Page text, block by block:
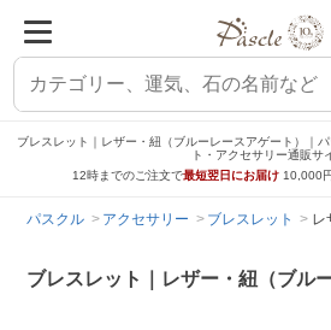
ブレスレット｜レザー・紐（ブルーレースアゲート）｜
ト・アクセサリー通販サ
12時までのご注文で最短翌日にお届け 10,000
パスクル アクセサリー ブレスレット レ
ブレスレット｜レザー・紐（ブル